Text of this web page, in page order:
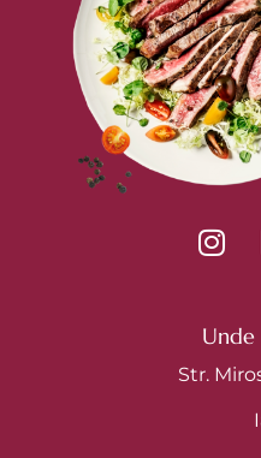
Unde
Str.